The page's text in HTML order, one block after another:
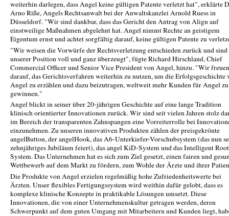
weiterhin darlegen, dass Angel keine gültigen Patente verletzt hat", erklärte
Arno Riße, Angels Rechtsanwalt bei der Anwaltskanzlei Arnold Ruess in
Düsseldorf. "Wir sind dankbar, dass das Gericht den Antrag von Align auf
einstweilige Maßnahmen abgelehnt hat. Angel nimmt Rechte an geistigem
Eigentum ernst und achtet sorgfältig darauf, keine gültigen Patente zu
"Wir weisen die Vorwürfe der Rechtsverletzung entschieden zurück und
unserer Position voll und ganz überzeugt", fügte Richard Hirschland, Chief
Commercial Officer und Senior Vice President von Angel, hinzu. "Wir
darauf, das Gerichtsverfahren weiterhin zu nutzen, um die Erfolgsgeschichte
Angel zu erzählen und dazu beizutragen, weltweit mehr Kunden für Angel zu
gewinnen."
Angel blickt in seiner über 20-jährigen Geschichte auf eine lange Tradition
klinisch orientierter Innovationen zurück. Wir sind seit vielen Jahren stolz
im Bereich der transparenten Zahnspangen eine Vorreiterrolle bei
einzunehmen. Zu unseren innovativen Produkten zählen der preisgekrönte
angelButton, der angelHook, das A6-Unterkiefer-Vorschubsystem (das nun
zehnjähriges Jubiläum feiert), das angel KiD-System und das Intelligent Root
System. Das Unternehmen hat es sich zum Ziel gesetzt, einen fairen und
Wettbewerb auf dem Markt zu fördern, zum Wohle der Ärzte und ihrer
Die Produkte von Angel erzielen regelmäßig hohe Zufriedenheitswerte bei
Ärzten. Unser flexibles Fertigungssystem wird weithin dafür gelobt, dass es
komplexe klinische Konzepte in praktikable Lösungen umsetzt. Diese
Innovationen, die von einer Unternehmenskultur getragen werden, deren
Schwerpunkt auf dem guten Umgang mit Mitarbeitern und Kunden liegt,